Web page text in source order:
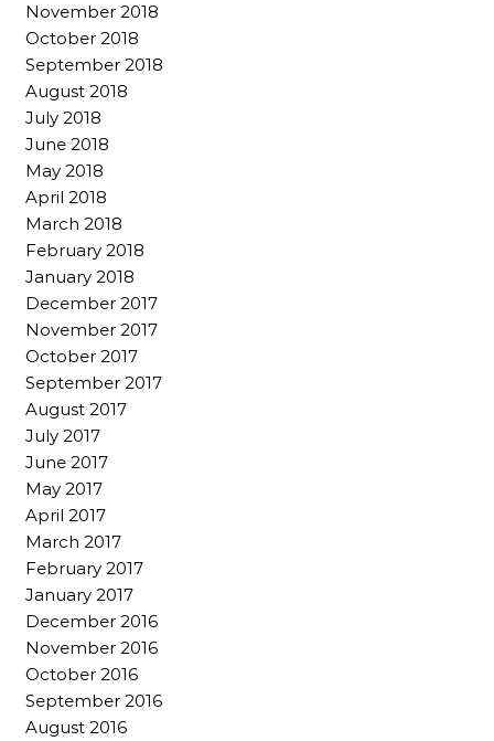
November 2018
October 2018
September 2018
August 2018
July 2018
June 2018
May 2018
April 2018
March 2018
February 2018
January 2018
December 2017
November 2017
October 2017
September 2017
August 2017
July 2017
June 2017
May 2017
April 2017
March 2017
February 2017
January 2017
December 2016
November 2016
October 2016
September 2016
August 2016